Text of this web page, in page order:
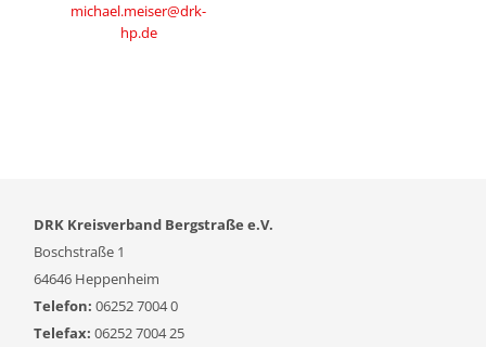
michael.meiser@drk-
hp.de
DRK Kreisverband Bergstraße e.V.
Boschstraße 1
64646 Heppenheim
Telefon: 06252 7004 0
Telefax: 06252 7004 25